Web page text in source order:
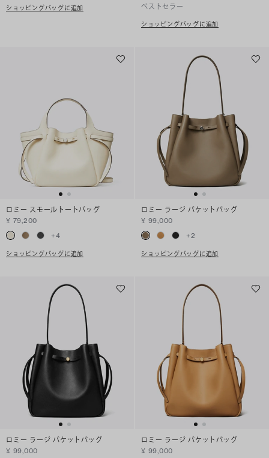
ショッピングバッグに追加
ベストセラー
ショッピングバッグに追加
ロミー スモールトートバッグ
¥ 79,200
+4
ショッピングバッグに追加
ロミー ラージ バケットバッグ
¥ 99,000
+2
ショッピングバッグに追加
ロミー ラージ バケットバッグ
¥ 99,000
ロミー ラージ バケットバッグ
¥ 99,000